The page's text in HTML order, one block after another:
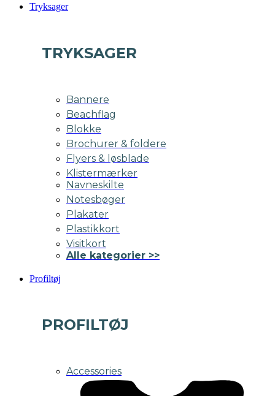
Tryksager
TRYKSAGER
Bannere
Beachflag
Blokke
Brochurer & foldere
Flyers & løsblade
Klistermærker
Navneskilte
Notesbøger
Plakater
Plastikkort
Visitkort
Alle kategorier >>
Profiltøj
PROFILTØJ
Accessories